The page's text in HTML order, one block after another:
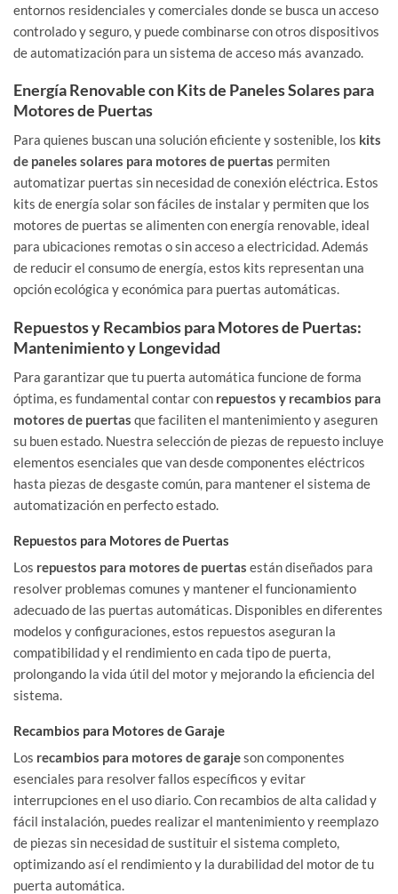
entornos residenciales y comerciales donde se busca un acceso
controlado y seguro, y puede combinarse con otros dispositivos
de automatización para un sistema de acceso más avanzado.
Energía Renovable con Kits de Paneles Solares para
Motores de Puertas
Para quienes buscan una solución eficiente y sostenible, los kits
de paneles solares para motores de puertas permiten
automatizar puertas sin necesidad de conexión eléctrica. Estos
kits de energía solar son fáciles de instalar y permiten que los
motores de puertas se alimenten con energía renovable, ideal
para ubicaciones remotas o sin acceso a electricidad. Además
de reducir el consumo de energía, estos kits representan una
opción ecológica y económica para puertas automáticas.
Repuestos y Recambios para Motores de Puertas:
Mantenimiento y Longevidad
Para garantizar que tu puerta automática funcione de forma
óptima, es fundamental contar con repuestos y recambios para
motores de puertas que faciliten el mantenimiento y aseguren
su buen estado. Nuestra selección de piezas de repuesto incluye
elementos esenciales que van desde componentes eléctricos
hasta piezas de desgaste común, para mantener el sistema de
automatización en perfecto estado.
Repuestos para Motores de Puertas
Los repuestos para motores de puertas están diseñados para
resolver problemas comunes y mantener el funcionamiento
adecuado de las puertas automáticas. Disponibles en diferentes
modelos y configuraciones, estos repuestos aseguran la
compatibilidad y el rendimiento en cada tipo de puerta,
prolongando la vida útil del motor y mejorando la eficiencia del
sistema.
Recambios para Motores de Garaje
Los recambios para motores de garajeson componentes
esenciales para resolver fallos específicos y evitar
interrupciones en el uso diario. Con recambios de alta calidad y
fácil instalación, puedes realizar el mantenimiento y reemplazo
de piezas sin necesidad de sustituir el sistema completo,
optimizando así el rendimiento y la durabilidad del motor de tu
puerta automática.